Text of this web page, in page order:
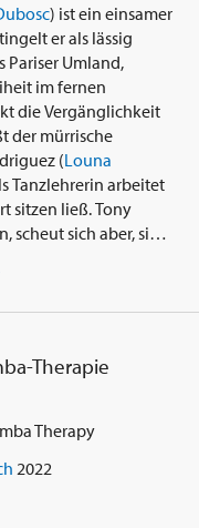
) ist ein einsamer
er als lässig
Pariser Umland,
im fernen
die Vergänglichkeit
der mürrische
(Louna
Tanzlehrerin arbeitet
sitzen ließ. Tony
scheut sich aber, sich
unter falschem
und Cha-
Platz in Marias
Regisseur
Therapie
Therapy
2022